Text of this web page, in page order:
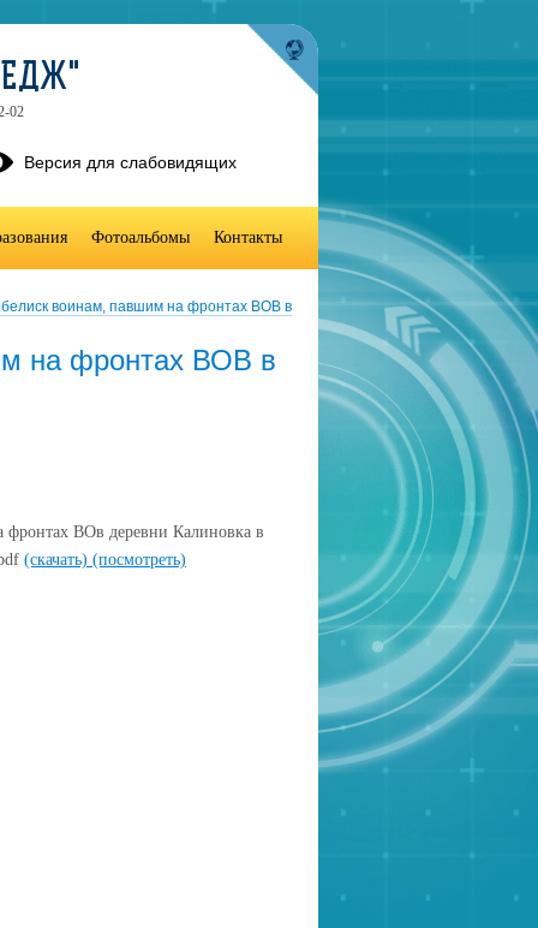
воинам, павшим на фронтах ВОВ в
на фронтах ВОВ в
фронтах ВОв деревни Калиновка в
(скачать) (посмотреть)
02
Версия для слабовидящих
Фотоальбомы Контакты